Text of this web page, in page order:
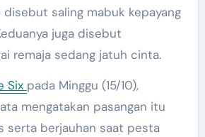
disebut saling mabuk kepayang
juga disebut
remaja sedang jatuh cinta.
Six pada Minggu (15/10),
mengatakan pasangan itu
serta berjauhan saat pesta